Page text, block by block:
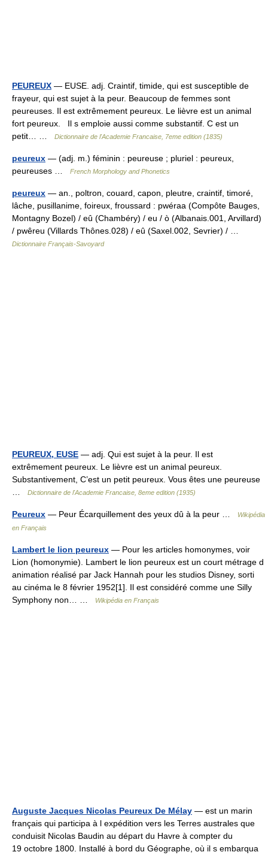
PEUREUX — EUSE. adj. Craintif, timide, qui est susceptible de
frayeur, qui est sujet à la peur. Beaucoup de femmes sont
peureuses. Il est extrêmement peureux. Le lièvre est un animal
fort peureux. Il s emploie aussi comme substantif. C est un
petit… …
Dictionnaire de l'Academie Francaise, 7eme edition (1835)
peureux — (adj. m.) féminin : peureuse ; pluriel : peureux,
peureuses …
French Morphology and Phonetics
peureux — an., poltron, couard, capon, pleutre, craintif, timoré,
lâche, pusillanime, foireux, froussard : pwéraa (Compôte Bauges,
Montagny Bozel) / eû (Chambéry) / eu / ò (Albanais.001, Arvillard)
/ pwêreu (Villards Thônes.028) / eû (Saxel.002, Sevrier) / …
Dictionnaire Français-Savoyard
PEUREUX, EUSE — adj. Qui est sujet à la peur. Il est
extrêmement peureux. Le lièvre est un animal peureux.
Substantivement, C’est un petit peureux. Vous êtes une peureuse
Dictionnaire de l'Academie Francaise, 8eme edition (1935)
Peureux — Peur Écarquillement des yeux dû à la peur …
Wikipédia
en Français
Lambert le lion peureux — Pour les articles homonymes, voir
Lion (homonymie). Lambert le lion peureux est un court métrage d
animation réalisé par Jack Hannah pour les studios Disney, sorti
au cinéma le 8 février 1952[1]. Il est considéré comme une Silly
Symphony non… …
Wikipédia en Français
Auguste Jacques Nicolas Peureux De Mélay — est un marin
français qui participa à l expédition vers les Terres australes que
conduisit Nicolas Baudin au départ du Havre à compter du
19 octobre 1800. Installé à bord du Géographe, où il s embarqua